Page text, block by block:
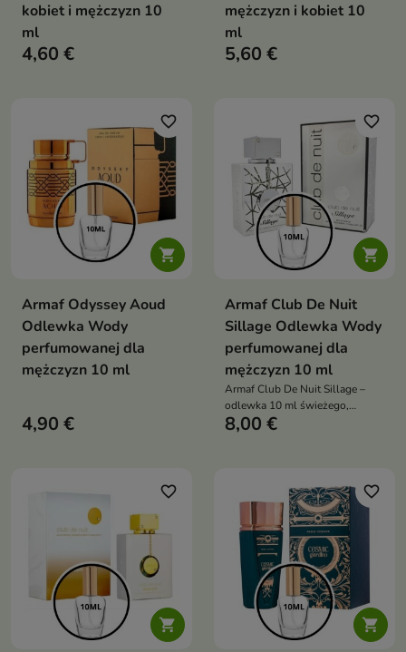
kobiet i mężczyzn 10
ml
4,60 €
mężczyzn i kobiet 10
ml
5,60 €

favorite_border
Armaf Odyssey Aoud
Odlewka Wody
perfumowanej dla
mężczyzn 10 ml
4,90 €

favorite_border
Armaf Club De Nuit
Sillage Odlewka Wody
perfumowanej dla
mężczyzn 10 ml
Armaf Club De Nuit Sillage –
odlewka 10 ml świeżego,
eleganckiego męskiego zapachu,
8,00 €

favorite_border

favorite_border